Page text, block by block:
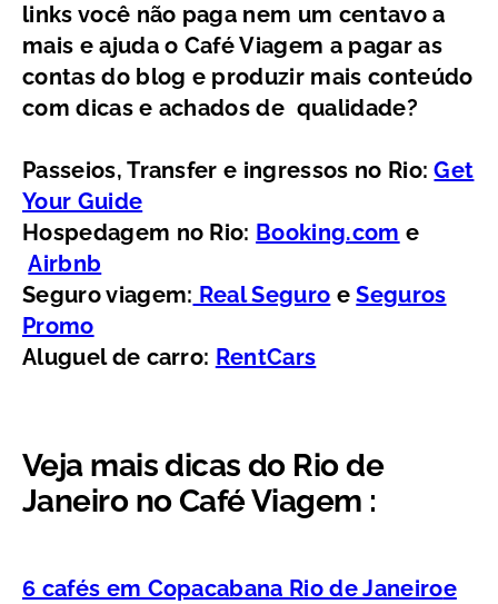
links você não paga nem um centavo a
mais e ajuda o Café Viagem a pagar as
contas do blog e produzir mais conteúdo
com dicas e achados de qualidade?
Passeios, Transfer e ingressos no Rio:Get
Your Guide
Hospedagem no Rio: Booking.com e
Airbnb
Seguro viagem: Real Seguro eSeguros
Promo
Aluguel de carro: RentCars
Veja mais dicas do Rio de
Janeiro no Café Viagem :
6 cafés em Copacabana Rio de Janeiroe